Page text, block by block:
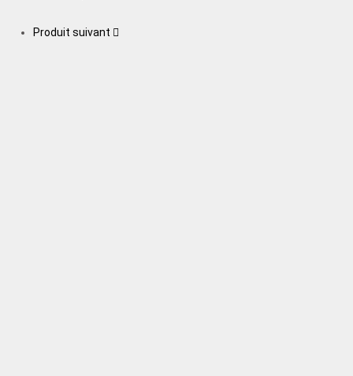
Produit suivant